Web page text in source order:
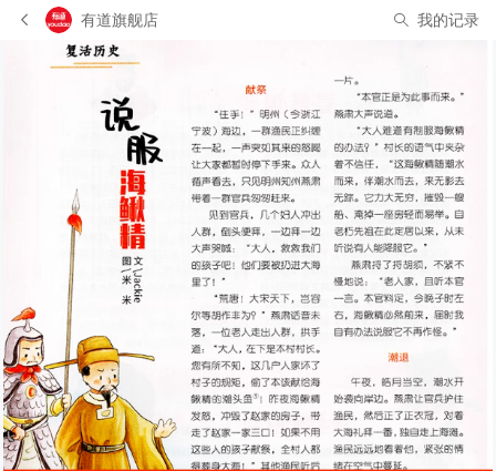
有道旗舰店 我的记录